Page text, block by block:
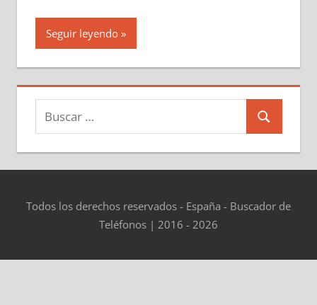
Seguir leyendo
Buscar:
Buscar
Todos los derechos reservados - España - Buscador de
Teléfonos | 2016 - 2026